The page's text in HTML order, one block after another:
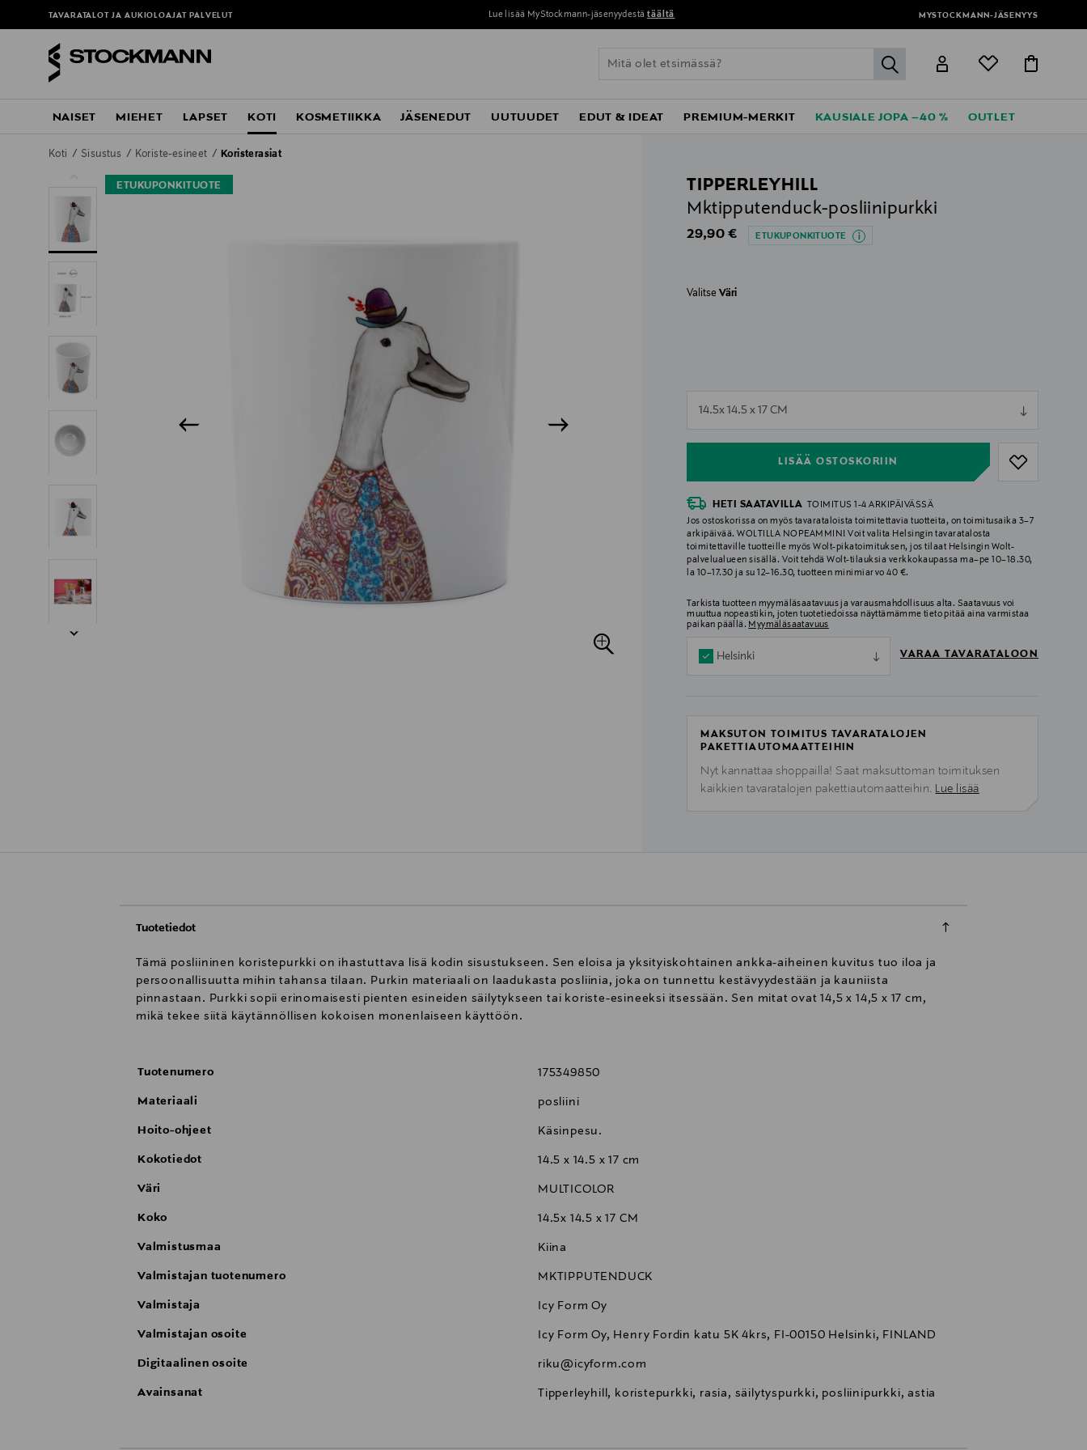
TAVARATALOT JA AUKIOLOAJAT PALVELUT Lue lisää MyStockmann-jäsenyydestä täältä MYSTOCKMANN-JÄSENYYS
label.header.go
NAISET MIEHET LAPSET KOTI KOSMETIIKKA JÄSENEDUT UUTUUDET EDUT & IDEAT PREMIUM-MERKIT KAUSIALE JOPA –40 % OUTLET
Koti Sisustus Koriste-esineet Koristerasiat
ETUKUPONKITUOTE
TIPPERLEYHILL
Mktipputenduck-posliinipurkki
Original Price
29,90 € ETUKUPONKITUOTE
ValitseVäri
14.5x 14.5 x 17 CM
LISÄÄ OSTOSKORIIN
null
HETI SAATAVILLA
TOIMITUS 1-4 ARKIPÄIVÄSSÄ
Jos ostoskorissa on myös tavarataloista toimitettavia tuotteita, on toimitusaika 3–7
arkipäivää. WOLTILLA NOPEAMMIN! Voit valita Helsingin tavaratalosta
toimitettaville tuotteille myös Wolt-pikatoimituksen, jos tilaat Helsingin Wolt-
palvelualueen sisällä. Voit tehdä Wolt-tilauksia verkkokaupassa ma–pe 10–18.30,
la 10–17.30 ja su 12–16.30, tuotteen minimiarvo 40 €.
Tarkista tuotteen myymäläsaatavuus ja varausmahdollisuus alta. Saatavuus voi
muuttua nopeastikin, joten tuotetiedoissa näyttämämme tieto pitää aina varmistaa
paikan päällä. Myymäläsaatavuus
Helsinki VARAA TAVARATALOON
MAKSUTON TOIMITUS TAVARATALOJEN
PAKETTIAUTOMAATTEIHIN
Nyt kannattaa shoppailla! Saat maksuttoman toimituksen
kaikkien tavaratalojen pakettiautomaatteihin. Lue lisää
Tuotetiedot
Tämä posliininen koristepurkki on ihastuttava lisä kodin sisustukseen. Sen eloisa ja yksityiskohtainen ankka-aiheinen kuvitus tuo iloa ja
persoonallisuutta mihin tahansa tilaan. Purkin materiaali on laadukasta posliinia, joka on tunnettu kestävyydestään ja kauniista
pinnastaan. Purkki sopii erinomaisesti pienten esineiden säilytykseen tai koriste-esineeksi itsessään. Sen mitat ovat 14,5 x 14,5 x 17 cm,
mikä tekee siitä käytännöllisen kokoisen monenlaiseen käyttöön.
Tuotenumero 175349850
Materiaali posliini
Hoito-ohjeet Käsinpesu.
Kokotiedot 14.5 x 14.5 x 17 cm
Väri MULTICOLOR
Koko 14.5x 14.5 x 17 CM
Valmistusmaa Kiina
Valmistajan tuotenumero MKTIPPUTENDUCK
Valmistaja Icy Form Oy
Valmistajan osoite Icy Form Oy, Henry Fordin katu 5K 4krs, FI-00150 Helsinki, FINLAND
Digitaalinen osoite riku@icyform.com
Avainsanat Tipperleyhill, koristepurkki, rasia, säilytyspurkki, posliinipurkki, astia